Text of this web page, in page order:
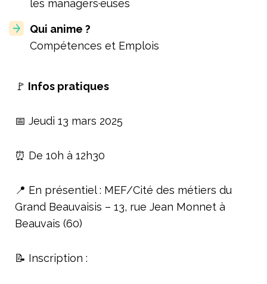
les managers·euses
Qui anime ?
Compétences et Emplois
🚩 Infos pratiques
📅 Jeudi 13 mars 2025
⏰ De 10h à 12h30
📍 En présentiel : MEF/Cité des métiers du
Grand Beauvaisis – 13, rue Jean Monnet à
Beauvais (60)
📝 Inscription :